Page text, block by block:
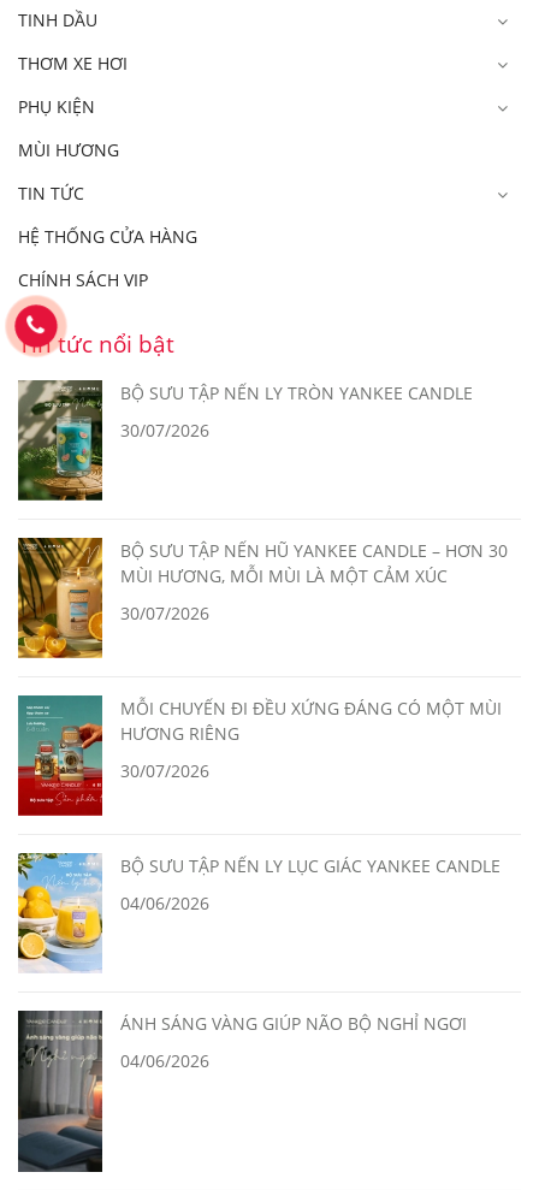
TINH DẦU
THƠM XE HƠI
PHỤ KIỆN
MÙI HƯƠNG
TIN TỨC
HỆ THỐNG CỬA HÀNG
CHÍNH SÁCH VIP
Tin tức nổi bật
BỘ SƯU TẬP NẾN LY TRÒN YANKEE CANDLE
30/07/2026
BỘ SƯU TẬP NẾN HŨ YANKEE CANDLE – HƠN 30
MÙI HƯƠNG, MỖI MÙI LÀ MỘT CẢM XÚC
30/07/2026
MỖI CHUYẾN ĐI ĐỀU XỨNG ĐÁNG CÓ MỘT MÙI
HƯƠNG RIÊNG
30/07/2026
BỘ SƯU TẬP NẾN LY LỤC GIÁC YANKEE CANDLE
04/06/2026
ÁNH SÁNG VÀNG GIÚP NÃO BỘ NGHỈ NGƠI
04/06/2026